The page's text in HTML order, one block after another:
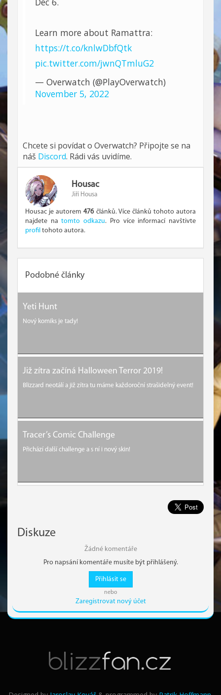
Learn more about Ramattra:
https://t.co/knlwDbfQtk
pic.twitter.com/jwnQTmluG2
— Overwatch (@PlayOverwatch)
November 5, 2022
Chcete si povídat o Overwatch? Připojte se na
náš Discord. Rádi vás uvidíme.
Housac
Jiří Housa
Housac je autorem476článků. Více článků tohoto autora
najdete natomto odkazu. Pro více informací navštivte
profil tohoto autora.
Podobné články
Yeti Hunt
Nový komiks je tady!
Již zítra začíná Halloween Terror 2019!
Blizzard neotálí a již zítra tu máme každoroční strašidelný event!
Tracer’s Comic Challenge
Přichází další challenge a s ní i nový skin!
Diskuze
Žádné komentáře
Pro napsání komentáře musíte být přihlášený.
Přihlásit se
nebo
Zaregistrovat nový účet